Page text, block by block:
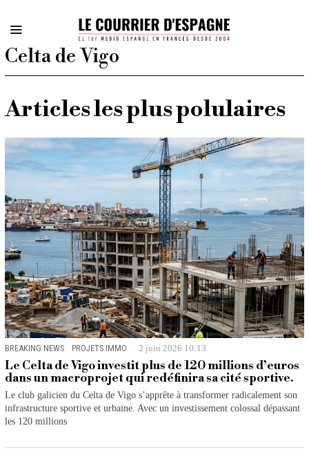
Celta de Vigo
Articles les plus polulaires
BREAKING NEWS · PROJETS IMMO 2 juin 2026 10:13
Le Celta de Vigo investit plus de 120 millions d’euros
dans un macroprojet qui redéfinira sa cité sportive.
Le club galicien du Celta de Vigo s’apprête à transformer radicalement son
infrastructure sportive et urbaine. Avec un investissement colossal dépassant
les 120 millions